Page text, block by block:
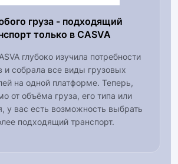
груза - подходящий
только в CASVA
глубоко изучила потребности
и собрала все виды грузовых
на одной платформе. Теперь,
от объёма груза, его типа или
у вас есть возможность выбрать
подходящий транспорт.